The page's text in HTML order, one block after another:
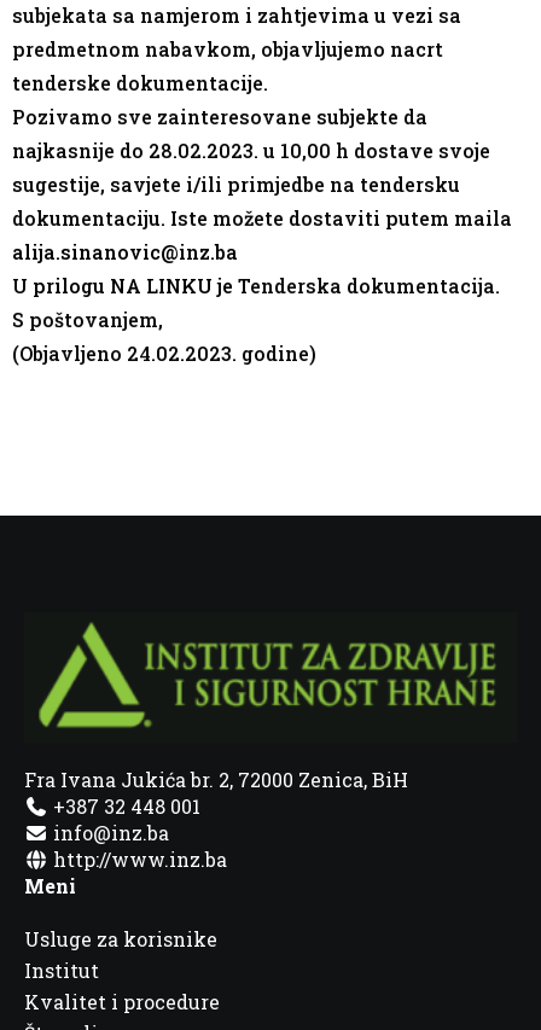
subjekata sa namjerom i zahtjevima u vezi sa
predmetnom nabavkom, objavljujemo nacrt
tenderske dokumentacije.
Pozivamo sve zainteresovane subjekte da
najkasnije do 28.02.2023. u 10,00 h dostave svoje
sugestije, savjete i/ili primjedbe na tendersku
dokumentaciju. Iste možete dostaviti putem maila
alija.sinanovic@inz.ba
U prilogu NA LINKUje Tenderska dokumentacija.
S poštovanjem,
(Objavljeno 24.02.2023. godine)
Fra Ivana Jukića br. 2, 72000 Zenica, BiH
+387 32 448 001
info@inz.ba
http://www.inz.ba
Meni
Usluge za korisnike
Institut
Kvalitet i procedure